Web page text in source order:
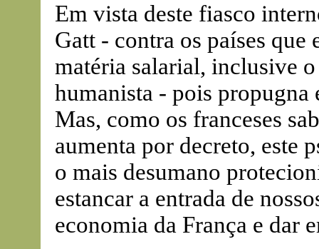
Em vista deste fiasco
Gatt - contra os países que
matéria salarial, inclusive
humanista - pois propugna
Mas, como os franceses
aumenta por decreto, este
o mais desumano
estancar a entrada de
economia da França e dar